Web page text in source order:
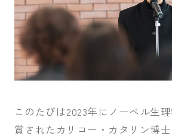
このたびは2023年にノーベル生
賞されたカリコー・カタリン博